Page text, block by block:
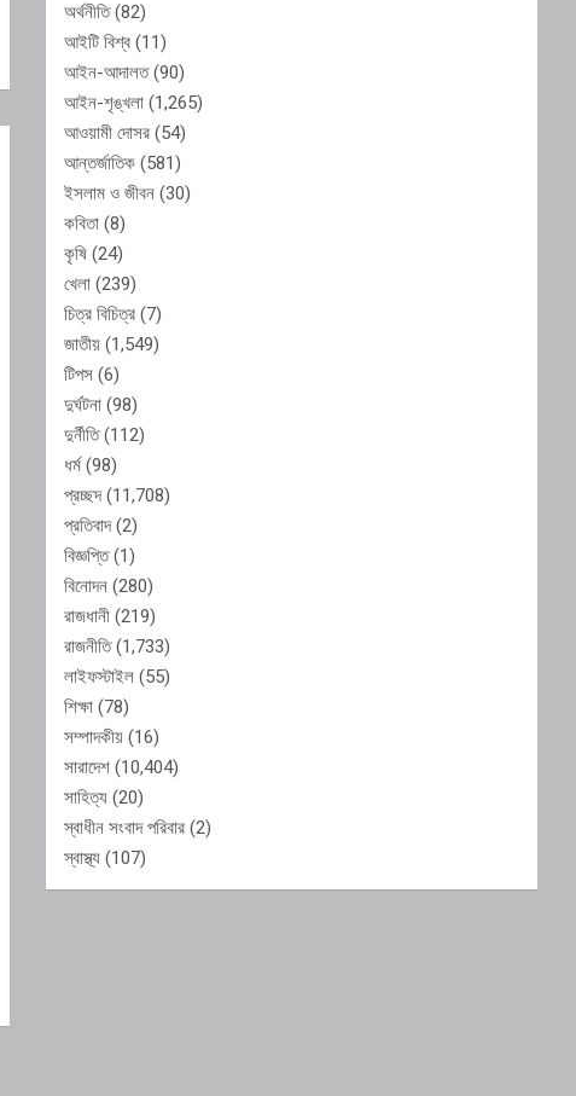
অর্থনীতি(82)
আইটি বিশ্ব (11)
আইন-আদালত(90)
আইন-শৃঙ্খলা (1,265)
আওয়ামী দোসর (54)
আন্তর্জাতিক (581)
ইসলাম ও জীবন (30)
কবিতা (8)
কৃষি (24)
খেলা (239)
চিত্র বিচিত্র (7)
জাতীয় (1,549)
টিপস (6)
দুর্ঘটনা (98)
দুর্নীতি(112)
ধর্ম(98)
প্রচ্ছদ(11,708)
প্রতিবাদ(2)
বিজ্ঞপ্তি(1)
বিনোদন (280)
রাজধানী (219)
রাজনীতি(1,733)
লাইফস্টাইল (55)
শিক্ষা (78)
সম্পাদকীয় (16)
সারাদেশ (10,404)
সাহিত্য (20)
স্বাধীন সংবাদ পরিবার (2)
স্বাস্থ্য (107)